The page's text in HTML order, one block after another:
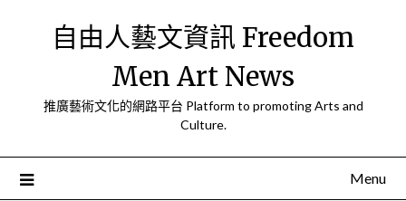
自由人藝文資訊 Freedom
Men Art News
推廣藝術文化的網路平台 Platform to promoting Arts and
Culture.
Menu